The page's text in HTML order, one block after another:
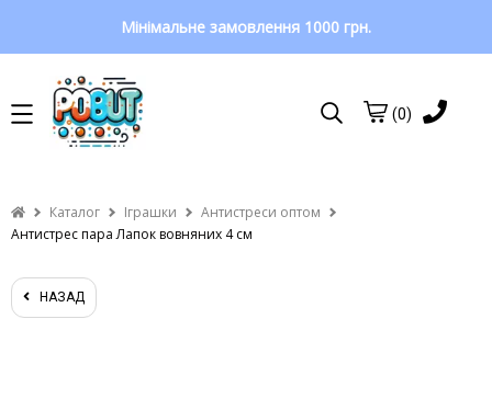
Мінімальне замовлення 1000 грн.
(0)
Каталог Іграшки
Антистреси оптом
Антистрес пара Лапок вовняних 4 см
НАЗАД